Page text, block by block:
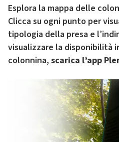
Esplora la mappa delle
Clicca su ogni punto per
tipologia della presa e
visualizzare la disponibilità
colonnina, scarica l’app